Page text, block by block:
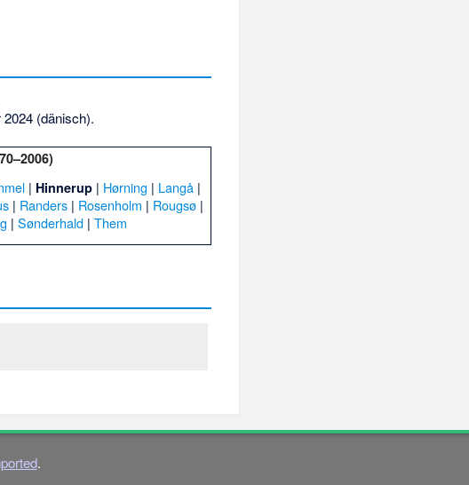
2024 (dänisch).
| Hinnerup| Hørning | Langå|
| Randers | Rosenholm | Rougsø |
| Sønderhald| Them
.